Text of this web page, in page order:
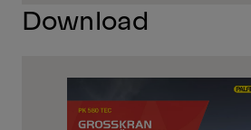
Download